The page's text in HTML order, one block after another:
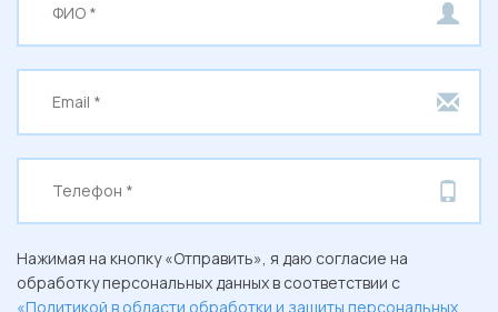
Нажимая на кнопку «Отправить», я даю согласие на
обработку персональных данных в соответствии с
«Политикой в области обработки и защиты персональных